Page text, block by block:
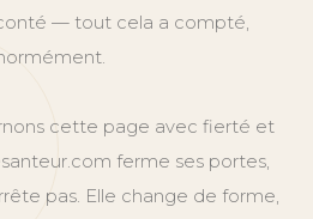
— tout cela a compté,
cette page avec fierté et
ferme ses portes,
pas. Elle change de forme,